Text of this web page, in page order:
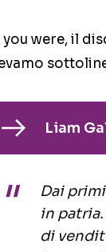
you were, il
Liam
Dai
in
di